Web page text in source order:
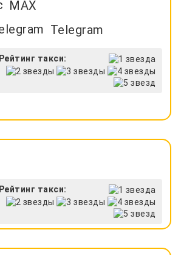
MAX
Telegram
Рейтинг такси:
Рейтинг такси: